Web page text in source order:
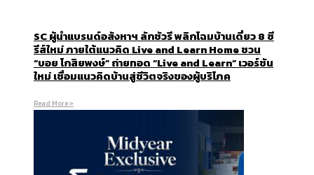
SC ผู้นำแบรนด์อสังหาฯ ลักชัวรี พลิกโฉมบ้านเดี่ยว 8 ซี
รีส์ใหม่ ภายใต้แนวคิด Live and Learn Home ชวน
“บอย โกสิยพงษ์” ถ่ายทอด “Live and Learn” เวอร์ชัน
ใหม่ เชื่อมแนวคิดบ้านสู่ชีวิตจริงของผู้บริโภค
Read More »